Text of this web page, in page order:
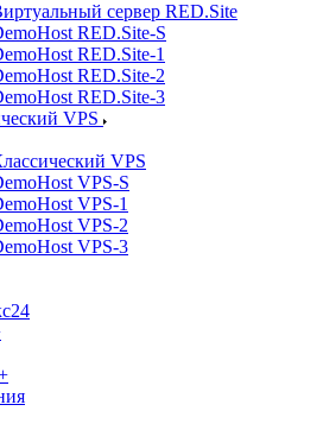
сервер RED.Site
RED.Site-S
RED.Site-1
RED.Site-2
RED.Site-3
VPS
VPS
VPS-S
VPS-1
VPS-2
VPS-3